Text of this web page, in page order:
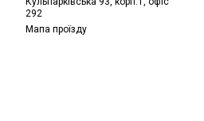
292
Мапа проїзду